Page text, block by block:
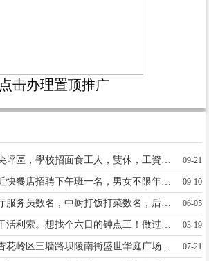
点击办理置顶推广
09-21
小店通达街附近快餐店招聘下午班一名，男女不限年龄50岁以下，下午5点到晚上11点，工资3500，有意向的电话联系18335171700 09-10
霸碗盖码饭前厅服务员数名，中厨打饭打菜数名，后厨配菜数名，洗碗数名。工资3600-4500 副店长一名 4500 -5000 4天假 招聘小时工：12元/小时 上午10点-下午3点 待遇：包吃包住 工作地点：太原市万柏林区迎泽西大街370号海唐广场14栋11-12商铺 联系电话：15034264617 06-05
03-19
07-21